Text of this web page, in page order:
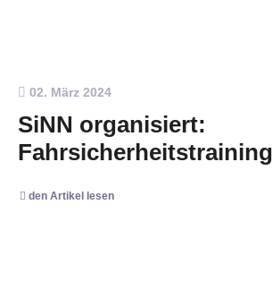
02. März 2024
SiNN organisiert:
Fahrsicherheitstraining
den Artikel lesen